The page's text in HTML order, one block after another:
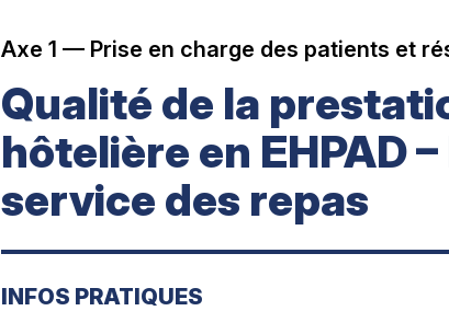
Axe 1 — Prise en charge des patients et
Qualité de la
hôtelière en EHPAD –
service des repas
INFOS PRATIQUES